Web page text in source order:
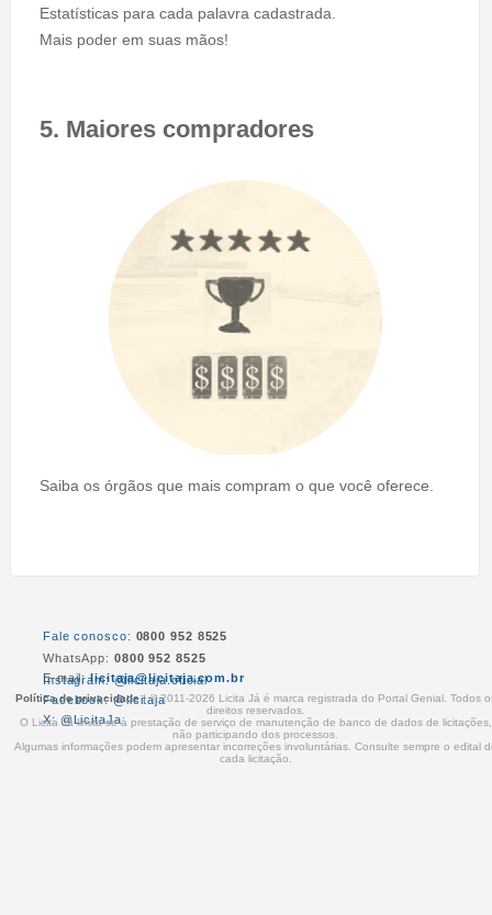
Estatísticas para cada palavra cadastrada.
Mais poder em suas mãos!
5. Maiores compradores
Saiba os órgãos que mais compram o que você oferece.
Fale conosco: 0800 952 8525
WhatsApp: 0800 952 8525
E-mail:licitaja@licitaja.com.br
Instagram: @licitaja.oficial
Facebook: @licitaja
X: @LicitaJa
Política de privacidade| © 2011-2026 Licita Já é marca registrada do Portal Genial. Todos
direitos reservados.
O Licita Já limita-se à prestação de serviço de manutenção de banco de dados de licitações,
não participando dos processos.
Algumas informações podem apresentar incorreções involuntárias. Consulte sempre o edital
cada licitação.